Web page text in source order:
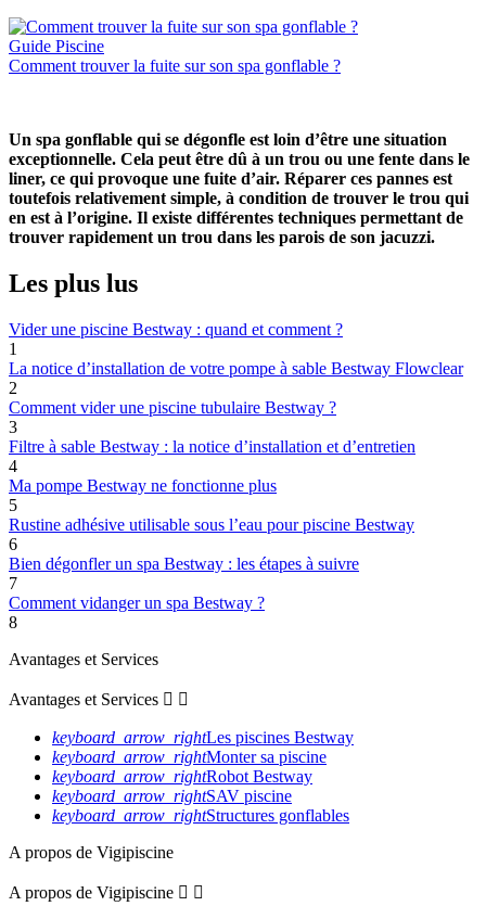
Guide Piscine
Comment trouver la fuite sur son spa gonflable ?
Un spa gonflable qui se dégonfle est loin d’être une situation
exceptionnelle. Cela peut être dû à un trou ou une fente dans le
liner, ce qui provoque une fuite d’air. Réparer ces pannes est
toutefois relativement simple, à condition de trouver le trou qui
en est à l’origine. Il existe différentes techniques permettant de
trouver rapidement un trou dans les parois de son jacuzzi.
Les plus lus
Vider une piscine Bestway : quand et comment ?
1
La notice d’installation de votre pompe à sable Bestway Flowclear
2
Comment vider une piscine tubulaire Bestway ?
3
Filtre à sable Bestway : la notice d’installation et d’entretien
4
Ma pompe Bestway ne fonctionne plus
5
Rustine adhésive utilisable sous l’eau pour piscine Bestway
6
Bien dégonfler un spa Bestway : les étapes à suivre
7
Comment vidanger un spa Bestway ?
8
Avantages et Services
Avantages et Services  
keyboard_arrow_rightLes piscines Bestway
keyboard_arrow_rightMonter sa piscine
keyboard_arrow_rightRobot Bestway
keyboard_arrow_rightSAV piscine
keyboard_arrow_rightStructures gonflables
A propos de Vigipiscine
A propos de Vigipiscine  